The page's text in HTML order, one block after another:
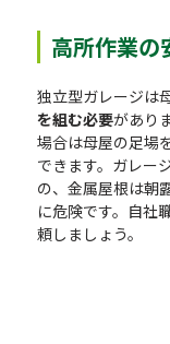
高所作業の
独立型ガレージは
を組む必要があり
場合は母屋の足場
できます。ガレー
の、金属屋根は朝
に危険です。自社
頼しましょう。